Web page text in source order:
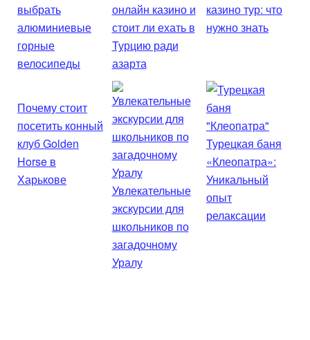
выбрать
алюминиевые
горные
велосипеды
онлайн казино и
стоит ли ехать в
Турцию ради
азарта
казино тур: что
нужно знать
Почему стоит
посетить конный
клуб Golden
Horse в
Харькове
Увлекательные
экскурсии для
школьников по
загадочному
Уралу
Турецкая баня
«Клеопатра»:
Уникальный
опыт
релаксации